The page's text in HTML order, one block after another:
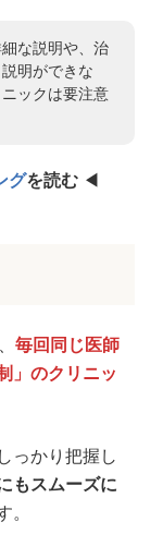
な説明や、治
明ができな
ックは要注意
グを読む ◀︎
毎回同じ医師
」のクリニッ
っかり把握し
もスムーズに
。